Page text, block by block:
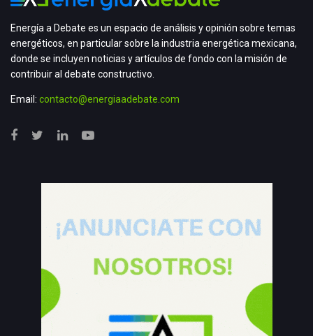
Energía a Debate es un espacio de análisis y opinión sobre temas
energéticos, en particular sobre la industria energética mexicana,
donde se incluyen noticias y artículos de fondo con la misión de
contribuir al debate constructivo.
Email: contacto@energiaadebate.com